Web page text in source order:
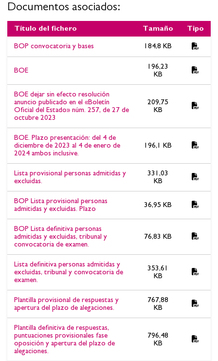
Documentos asociados:
Documentos asociados:ESTABILIZACIÓN DE EMPLEO -
concurso oposición ORDENANZA. BOP Nombramiento
personal funcionario de carrera.
Título del fichero Tamaño Tipo
BOP convocatoria y bases 184,8 KB
BOE
196,23
KB
BOE dejar sin efecto resolución
anuncio publicado en el «Boletín
Oficial del Estado» núm. 257, de 27 de
octubre 2023
209,75
KB
BOE. Plazo presentación: del 4 de
diciembre de 2023 al 4 de enero de
2024 ambos inclusive.
196,1 KB
Lista provisional personas admitidas y
excluidas.
331,03
KB
BOP Lista provisional personas
admitidas y excluidas. Plazo
36,95 KB
BOP Lista definitiva personas
admitidas y excluidas, tribunal y
convocatoria de examen.
76,83 KB
Lista definitiva personas admitidas y
excluidas, tribunal y convocatoria de
examen.
353,61
KB
Plantilla provisional de respuestas y
apertura del plazo de alegaciones.
767,88
KB
Plantilla definitiva de respuestas,
puntuaciones provisionales fase
oposición y apertura del plazo de
alegaciones.
796,48
KB